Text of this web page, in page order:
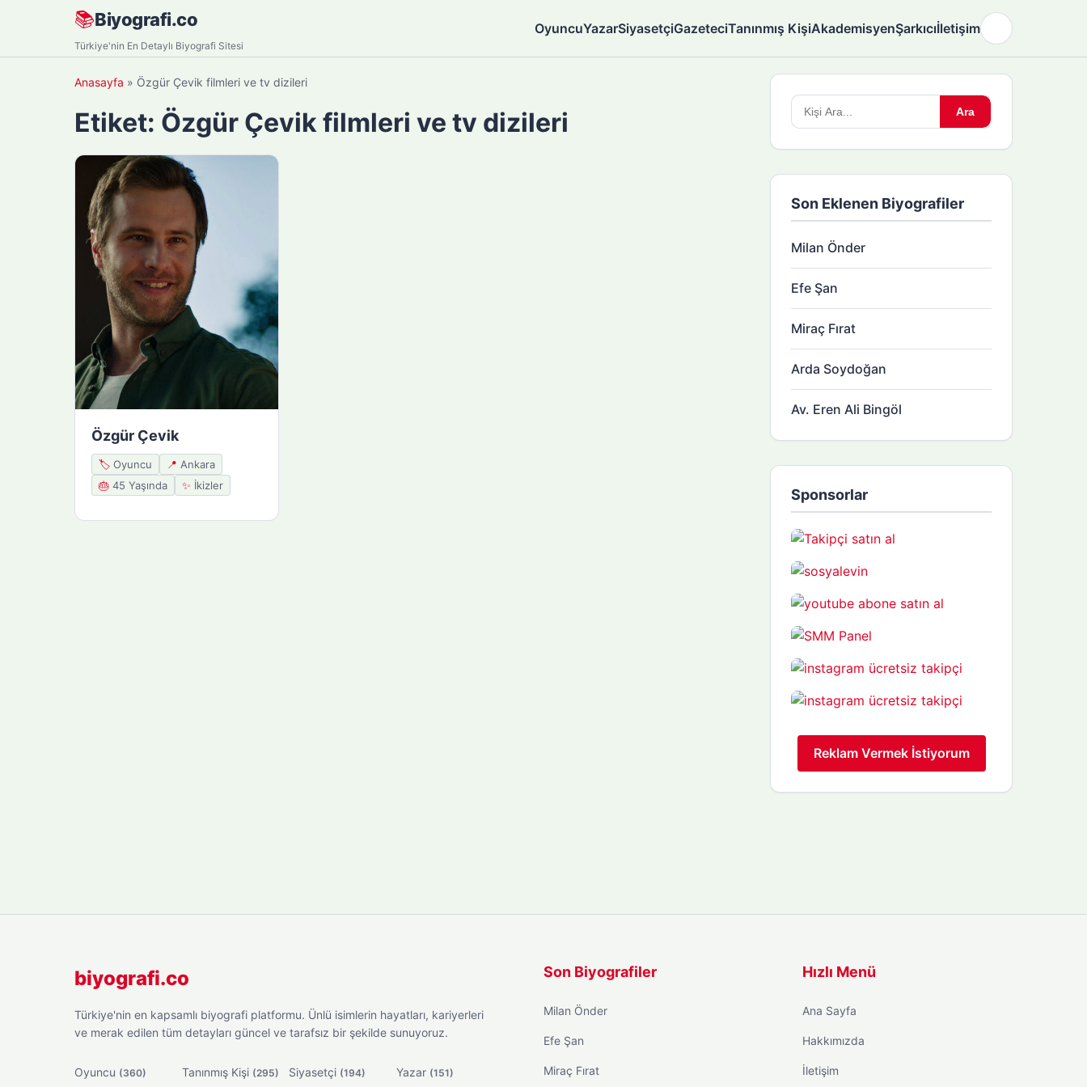
📚Biyografi.co
Türkiye'nin En Detaylı Biyografi Sitesi
OyuncuYazarSiyasetçiGazeteciTanınmış KişiAkademisyenŞarkıcıİletişim
Anasayfa » Özgür Çevik filmleri ve tv dizileri
Etiket: Özgür Çevik filmleri ve tv dizileri
Özgür Çevik
🏷️ Oyuncu 📍 Ankara
🎂 45 Yaşında ✨ İkizler
Arama
yapın:
Ara
Son Eklenen Biyografiler
Milan Önder
Efe Şan
Miraç Fırat
Arda Soydoğan
Av. Eren Ali Bingöl
Sponsorlar
Reklam Vermek İstiyorum
biyografi.co
Türkiye'nin en kapsamlı biyografi platformu. Ünlü isimlerin hayatları, kariyerleri
ve merak edilen tüm detayları güncel ve tarafsız bir şekilde sunuyoruz.
Oyuncu (360) Tanınmış Kişi (295) Siyasetçi (194) Yazar (151)
Son Biyografiler
Milan Önder
Efe Şan
Miraç Fırat
Hızlı Menü
Ana Sayfa
Hakkımızda
İletişim